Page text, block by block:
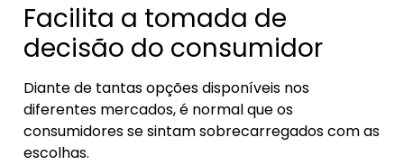
Facilita a tomada de
decisão do consumidor
Diante de tantas opções disponíveis nos
diferentes mercados, é normal que os
consumidores se sintam sobrecarregados com as
escolhas.